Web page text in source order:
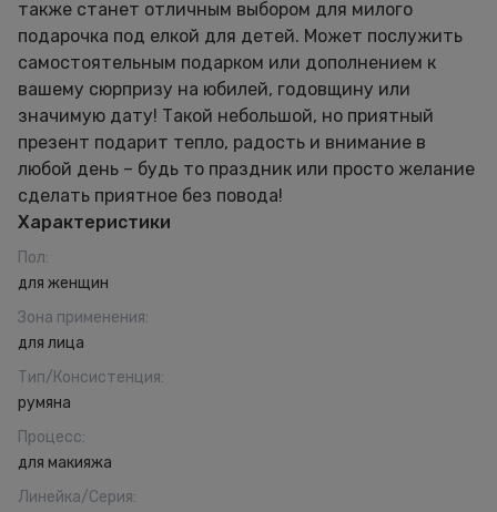
также станет отличным выбором для милого
подарочка под елкой для детей. Может послужить
самостоятельным подарком или дополнением к
вашему сюрпризу на юбилей, годовщину или
значимую дату! Такой небольшой, но приятный
презент подарит тепло, радость и внимание в
любой день – будь то праздник или просто желание
сделать приятное без повода!
Характеристики
Пол:
для женщин
Зона применения:
для лица
Тип/Консистенция:
румяна
Процесс:
для макияжа
Линейка/Серия: